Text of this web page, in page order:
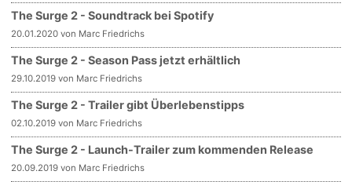
The Surge 2 - Soundtrack bei Spotify
20.01.2020 von Marc Friedrichs
The Surge 2 - Season Pass jetzt erhältlich
29.10.2019 von Marc Friedrichs
The Surge 2 - Trailer gibt Überlebenstipps
02.10.2019 von Marc Friedrichs
The Surge 2 - Launch-Trailer zum kommenden Release
20.09.2019 von Marc Friedrichs